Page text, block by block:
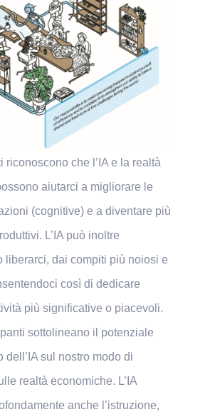
riconoscono che l’IA e la realtà
aiutarci a migliorare le
(cognitive) e a diventare più
L’IA può inoltre
liberarci, dai compiti più noiosi e
così di dedicare
più significative o piacevoli.
sottolineano il potenziale
dell’IA sul nostro modo di
realtà economiche. L’IA
anche l’istruzione,